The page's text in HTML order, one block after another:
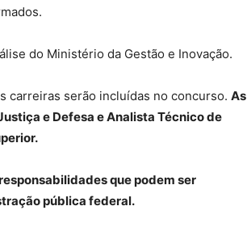
do Ministério da Gestão e Inovação.
carreiras serão incluídas no concurso. As
e Defesa e Analista Técnico de
que podem ser
pública federal.